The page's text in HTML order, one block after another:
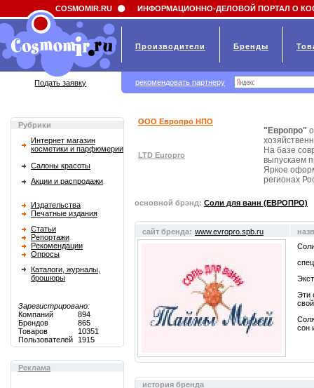
Field 'news_title' doesn't have a default value
Рубрики
Интернет магазин
косметики и парфюмерии
Салоны красоты
Акции и распродажи
Издательства
Печатные издания
Статьи
Репортажи
Рекомендации
Опросы
Каталоги, журналы,
брошюры
Зарегистрировано:
Компаний
894
Брендов
865
Товаров
10351
Пользователей
1915
Реклама
ООО Европро НПО
LTD Europro
"Европро"
На базе
выпускаем
Яркое
регионах
основной брэнд: Соли для ванн (ЕВРОПРО)
сайт бренда: www.evropro.spb.ru
Эти
сон
история бренда
COSMOMIR.RU ИНФОРМАЦИОННО-ДЕЛОВОЙ ПОРТАЛ О
Производители Бренды
Подать заявку рекомендовать партнеру